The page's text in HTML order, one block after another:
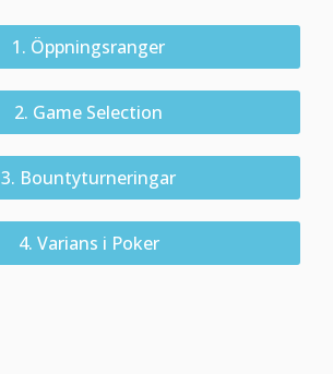
1. Öppningsranger
2. Game Selection
3. Bountyturneringar
4. Varians i Poker